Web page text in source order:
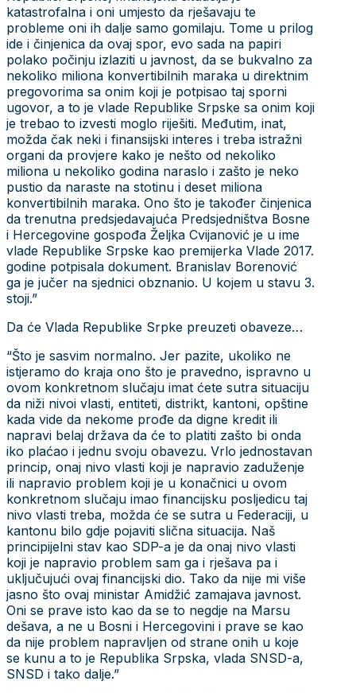
katastrofalna i oni umjesto da rješavaju te
probleme oni ih dalje samo gomilaju. Tome u prilog
ide i činjenica da ovaj spor, evo sada na papiri
polako počinju izlaziti u javnost, da se bukvalno za
nekoliko miliona konvertibilnih maraka u direktnim
pregovorima sa onim koji je potpisao taj sporni
ugovor, a to je vlade Republike Srpske sa onim koji
je trebao to izvesti moglo riješiti. Međutim, inat,
možda čak neki i finansijski interes i treba istražni
organi da provjere kako je nešto od nekoliko
miliona u nekoliko godina naraslo i zašto je neko
pustio da naraste na stotinu i deset miliona
konvertibilnih maraka. Ono što je također činjenica
da trenutna predsjedavajuća Predsjedništva Bosne
i Hercegovine gospođa Željka Cvijanović je u ime
vlade Republike Srpske kao premijerka Vlade 2017.
godine potpisala dokument. Branislav Borenović
ga je jučer na sjednici obznanio. U kojem u stavu 3.
stoji.”
Da će Vlada Republike Srpke preuzeti obaveze…
“Što je sasvim normalno. Jer pazite, ukoliko ne
istjeramo do kraja ono što je pravedno, ispravno u
ovom konkretnom slučaju imat ćete sutra situaciju
da niži nivoi vlasti, entiteti, distrikt, kantoni, opštine
kada vide da nekome prođe da digne kredit ili
napravi belaj država da će to platiti zašto bi onda
iko plaćao i jednu svoju obavezu. Vrlo jednostavan
princip, onaj nivo vlasti koji je napravio zaduženje
ili napravio problem koji je u konačnici u ovom
konkretnom slučaju imao financijsku posljedicu taj
nivo vlasti treba, možda će se sutra u Federaciji, u
kantonu bilo gdje pojaviti slična situacija. Naš
principijelni stav kao SDP-a je da onaj nivo vlasti
koji je napravio problem sam ga i rješava pa i
uključujući ovaj financijski dio. Tako da nije mi više
jasno što ovaj ministar Amidžić zamajava javnost.
Oni se prave isto kao da se to negdje na Marsu
dešava, a ne u Bosni i Hercegovini i prave se kao
da nije problem napravljen od strane onih u koje
se kunu a to je Republika Srpska, vlada SNSD-a,
SNSD i tako dalje.”